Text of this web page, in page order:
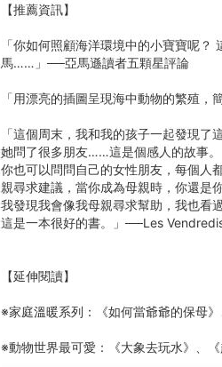
【推薦資訊】
「你如何照顧海洋環境中的小寶寶呢
馬……」──亞馬遜讀者五顆星評論
「用漂亮的插圖呈現海中動物的繁殖
「這個周末，我和我的孩子一起發現
她問了很多朋友……這是個感人的故事。
你也可以問問自己的女性朋友，每個
親尋求建議，當你成為母親時，你還是
我發現我會像我母親尋求幫助，我也
這是一本很好的書。」──Les
【延伸閱讀】
※家庭溫暖系列：《如何當爺爺的保母
※動物世界最可愛：《大象去玩水》、